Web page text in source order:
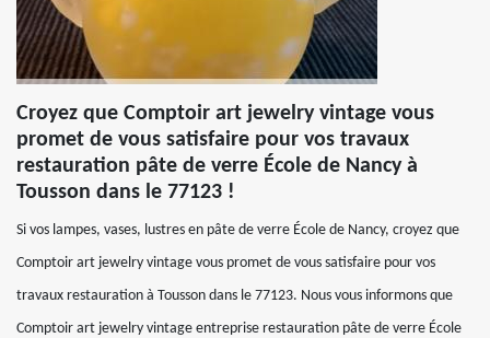
Croyez que Comptoir art jewelry vintage vous
promet de vous satisfaire pour vos travaux
restauration pâte de verre École de Nancy à
Tousson dans le 77123 !
Si vos lampes, vases, lustres en pâte de verre École de Nancy, croyez que
Comptoir art jewelry vintage vous promet de vous satisfaire pour vos
travaux restauration à Tousson dans le 77123. Nous vous informons que
Comptoir art jewelry vintage entreprise restauration pâte de verre École